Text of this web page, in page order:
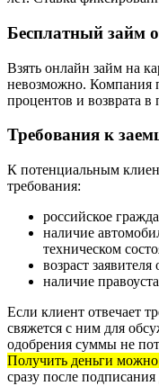
Бесплатный займ
Взять онлайн займ на
невозможно. Компания
процентов и возврата
Требования к
К потенциальным
требования:
российское
наличие
техническом
возраст заявителя
наличие
Если клиент отвечает
свяжется с ним для
одобрения суммы не
Получить деньги
сразу после